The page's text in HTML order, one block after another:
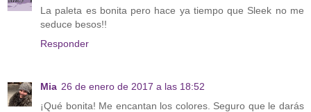
La paleta es bonita pero hace ya tiempo que Sleek no me
seduce besos!!
Responder
Mia 26 de enero de 2017 a las 18:52
¡Qué bonita! Me encantan los colores. Seguro que le darás